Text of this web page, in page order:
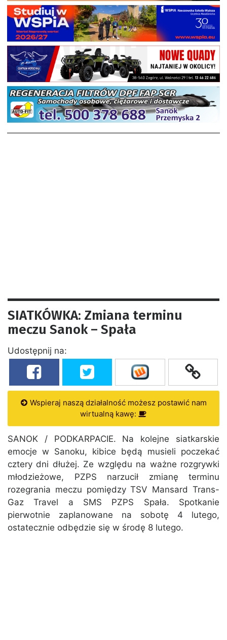
SIATKÓWKA: Zmiana terminu
meczu Sanok – Spała
Udostępnij na:
Wspieraj naszą działalność możesz postawić nam
wirtualną kawę:
SANOK / PODKARPACIE. Na kolejne siatkarskie
emocje w Sanoku, kibice będą musieli poczekać
cztery dni dłużej. Ze względu na ważne rozgrywki
młodzieżowe, PZPS narzucił zmianę terminu
rozegrania meczu pomiędzy TSV Mansard Trans-
Gaz Travel a SMS PZPS Spała. Spotkanie
pierwotnie zaplanowane na sobotę 4 lutego,
ostatecznie odbędzie się w środę 8 lutego.